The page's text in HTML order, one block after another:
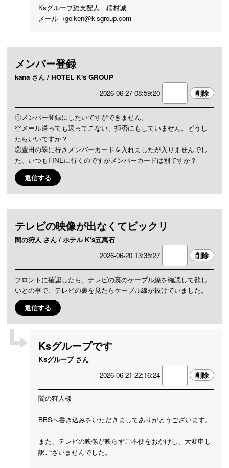
Ksグループ総支配人 稲村誠
メール→goiken@k-sgroup.com
メンバー登録
kana さん / HOTEL K's GROUP
2026-06-27 08:59:20
①メンバー登録にしたいですができません。
空メール送っても返ってこない、拒否にもしていません。どうし
たらいいですか？
②豊田の翠に行きメンバーカードを入れましたが入りませんでし
た、いつもFINEに行くのですがメンバーカードは別ですか？
返信する
テレビの映像が出なくてビックリ
闇の狩人 さん / ホテル K's五萬石
2026-06-20 13:35:27
フロントに確認したら、テレビの裏のケーブル線を確認して欲し
いとの事で、テレビの裏を見たらケーブル線が抜けていました。
返信する
Ksグループです
Ksグループ さん
2026-06-21 22:16:24
闇の狩人様
BBSへ書き込みをいただきましてありがとうございます。
また、テレビの映像が映らずご不便をおかけし、大変申し
訳ございませんでした。